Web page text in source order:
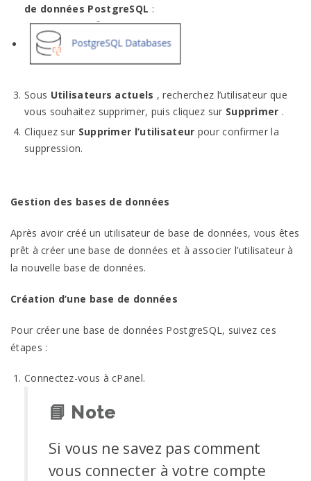
de données PostgreSQL :
Sous Utilisateurs actuels , recherchez l’utilisateur que
vous souhaitez supprimer, puis cliquez sur Supprimer .
Cliquez sur Supprimer l’utilisateur pour confirmer la
suppression.
Gestion des bases de données
Après avoir créé un utilisateur de base de données, vous êtes
prêt à créer une base de données et à associer l’utilisateur à
la nouvelle base de données.
Création d’une base de données
Pour créer une base de données PostgreSQL, suivez ces
étapes :
Connectez-vous à cPanel.
📘 Note
Si vous ne savez pas comment
vous connecter à votre compte